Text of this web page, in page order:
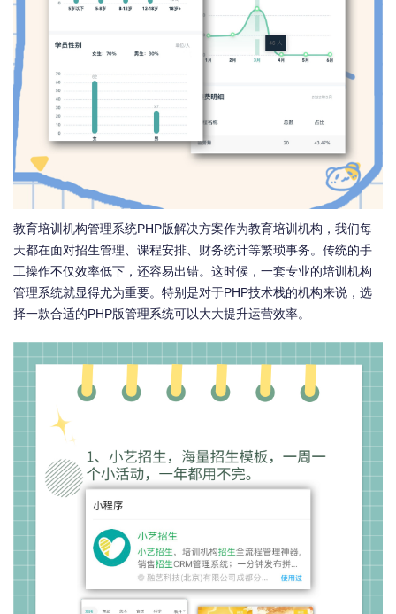
教育培训机构管理系统PHP版解决方案作为教育培训机构，我们每
天都在面对招生管理、课程安排、财务统计等繁琐事务。传统的手
工操作不仅效率低下，还容易出错。这时候，一套专业的培训机构
管理系统就显得尤为重要。特别是对于PHP技术栈的机构来说，选
择一款合适的PHP版管理系统可以大大提升运营效率。